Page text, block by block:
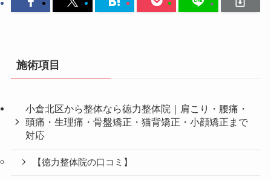
施術項目
小倉北区から整体なら徳力整体院｜肩こり・腰痛・
頭痛・生理痛・骨盤矯正・猫背矯正・小顔矯正まで
対応
【徳力整体院の口コミ】